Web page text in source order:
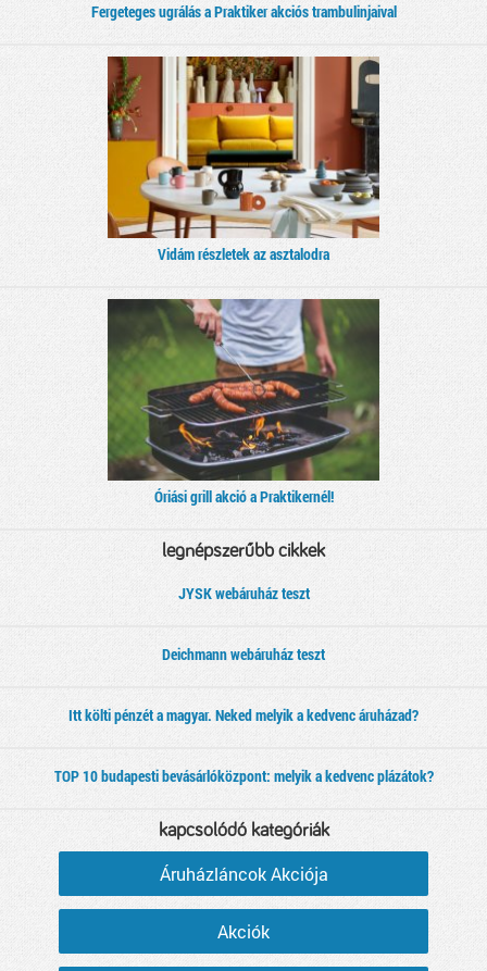
Fergeteges ugrálás a Praktiker akciós trambulinjaival
Vidám részletek az asztalodra
Óriási grill akció a Praktikernél!
legnépszerűbb cikkek
JYSK webáruház teszt
Deichmann webáruház teszt
Itt költi pénzét a magyar. Neked melyik a kedvenc áruházad?
TOP 10 budapesti bevásárlóközpont: melyik a kedvenc plázátok?
kapcsolódó kategóriák
Áruházláncok Akciója
Akciók